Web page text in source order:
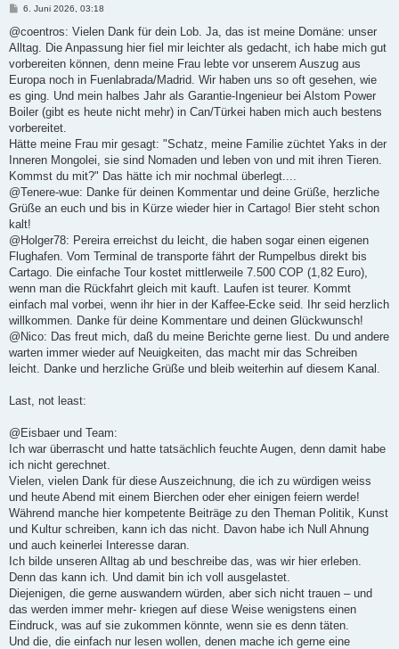
B
i
r
a
6. Juni 2026, 03:18
@coentros: Vielen Dank für dein Lob. Ja, das ist meine Domäne: unser
Alltag. Die Anpassung hier fiel mir leichter als gedacht, ich habe mich gut
vorbereiten können, denn meine Frau lebte vor unserem Auszug aus
Europa noch in Fuenlabrada/Madrid. Wir haben uns so oft gesehen, wie
es ging. Und mein halbes Jahr als Garantie-Ingenieur bei Alstom Power
Boiler (gibt es heute nicht mehr) in Can/Türkei haben mich auch bestens
vorbereitet.
Hätte meine Frau mir gesagt: "Schatz, meine Familie züchtet Yaks in der
Inneren Mongolei, sie sind Nomaden und leben von und mit ihren Tieren.
Kommst du mit?" Das hätte ich mir nochmal überlegt....
@Tenere-wue: Danke für deinen Kommentar und deine Grüße, herzliche
Grüße an euch und bis in Kürze wieder hier in Cartago! Bier steht schon
kalt!
@Holger78: Pereira erreichst du leicht, die haben sogar einen eigenen
Flughafen. Vom Terminal de transporte fährt der Rumpelbus direkt bis
Cartago. Die einfache Tour kostet mittlerweile 7.500 COP (1,82 Euro),
wenn man die Rückfahrt gleich mit kauft. Laufen ist teurer. Kommt
einfach mal vorbei, wenn ihr hier in der Kaffee-Ecke seid. Ihr seid herzlich
willkommen. Danke für deine Kommentare und deinen Glückwunsch!
@Nico: Das freut mich, daß du meine Berichte gerne liest. Du und andere
warten immer wieder auf Neuigkeiten, das macht mir das Schreiben
leicht. Danke und herzliche Grüße und bleib weiterhin auf diesem Kanal.
Last, not least:
@Eisbaer und Team:
Ich war überrascht und hatte tatsächlich feuchte Augen, denn damit habe
ich nicht gerechnet.
Vielen, vielen Dank für diese Auszeichnung, die ich zu würdigen weiss
und heute Abend mit einem Bierchen oder eher einigen feiern werde!
Während manche hier kompetente Beiträge zu den Theman Politik, Kunst
und Kultur schreiben, kann ich das nicht. Davon habe ich Null Ahnung
und auch keinerlei Interesse daran.
Ich bilde unseren Alltag ab und beschreibe das, was wir hier erleben.
Denn das kann ich. Und damit bin ich voll ausgelastet.
Diejenigen, die gerne auswandern würden, aber sich nicht trauen – und
das werden immer mehr- kriegen auf diese Weise wenigstens einen
Eindruck, was auf sie zukommen könnte, wenn sie es denn täten.
Und die, die einfach nur lesen wollen, denen mache ich gerne eine